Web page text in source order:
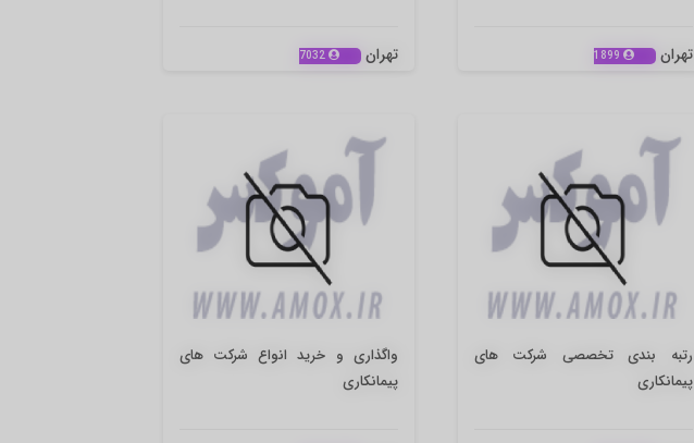
واگذاری و خرید انواع شرکت های
پیمانکاری
رتبه بندی تخصصی شرکت های
پیمانکاری
تهران 7032 تهران